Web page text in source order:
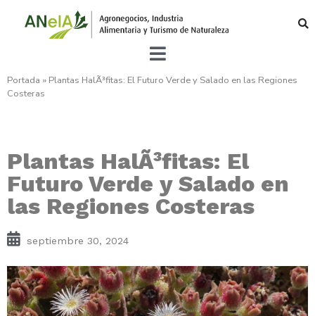
Portada » Plantas HalÃ³fitas: El Futuro Verde y Salado en las Regiones
Costeras
Plantas HalÃ³fitas: El
Futuro Verde y Salado en
las Regiones Costeras
septiembre 30, 2024